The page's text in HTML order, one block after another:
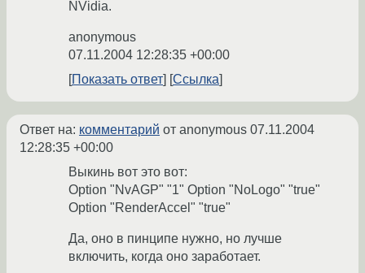
NVidia.
anonymous
07.11.2004 12:28:35 +00:00
Показать ответ
Ссылка
Ответ на: комментарий от anonymous 07.11.2004
12:28:35 +00:00
Выкинь вот это вот:
Option "NvAGP" "1" Option "NoLogo" "true"
Option "RenderAccel" "true"
Да, оно в пинципе нужно, но лучше
включить, когда оно заработает.